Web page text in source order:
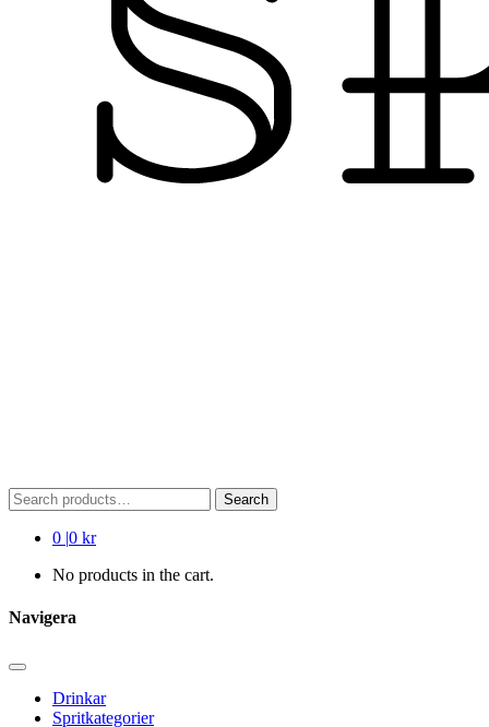
Search
for:
Search
0 |0 kr
No products in the cart.
Navigera
Drinkar
Spritkategorier